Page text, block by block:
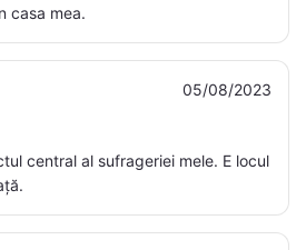
casa mea.
05/08/2023
central al sufrageriei mele. E locul